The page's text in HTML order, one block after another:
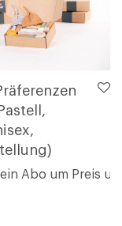
zu sehen
Abo um Preis